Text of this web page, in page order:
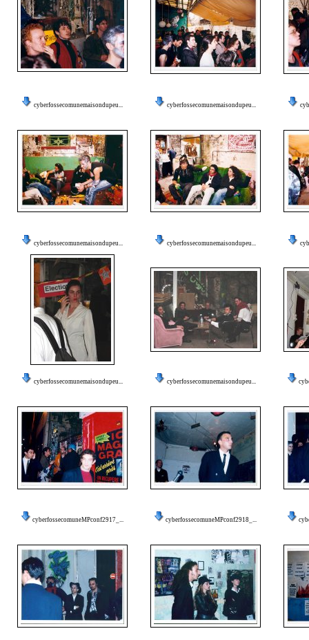
cyberfossecomunemaisondupeu... cyberfossecomunemaisondupeu...
cyberfossecomunemaisondupeu... cyberfossecomunemaisondupeu...
cyberfossecomunemaisondupeu... cyberfossecomunemaisondupeu...
cyberfossecomuneMPconf2917_... cyberfossecomuneMPconf2918_...